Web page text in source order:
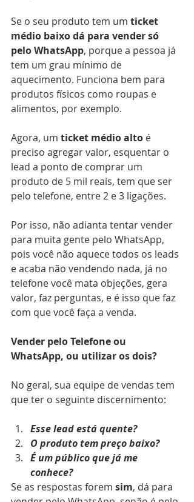
Se o seu produto tem um ticket
médio baixo dá para vender só
pelo WhatsApp, porque a pessoa já
tem um grau mínimo de
aquecimento. Funciona bem para
produtos físicos como roupas e
alimentos, por exemplo.
Agora, um ticket médio alto é
preciso agregar valor, esquentar o
lead a ponto de comprar um
produto de 5 mil reais, tem que ser
pelo telefone, entre 2 e 3 ligações.
Por isso, não adianta tentar vender
para muita gente pelo WhatsApp,
pois você não aquece todos os leads
e acaba não vendendo nada, já no
telefone você mata objeções, gera
valor, faz perguntas, e é isso que faz
com que você faça a venda.
Vender pelo Telefone ou
WhatsApp, ou utilizar os dois?
No geral, sua equipe de vendas tem
que ter o seguinte discernimento:
Esse lead está quente?
O produto tem preço baixo?
É um público que já me
conhece?
Se as respostas forem sim, dá para